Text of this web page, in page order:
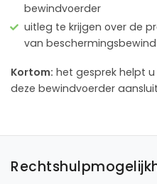
bewindvoerder
uitleg te krijgen over de
van beschermingsbewind
Kortom: het gesprek helpt
deze bewindvoerder